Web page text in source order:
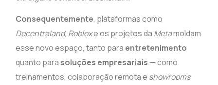
Consequentemente, plataformas como
Decentraland, Robloxe os projetos da Metamoldam
esse novo espaço, tanto para entretenimento
quanto para soluções empresariais — como
treinamentos, colaboração remota e showrooms